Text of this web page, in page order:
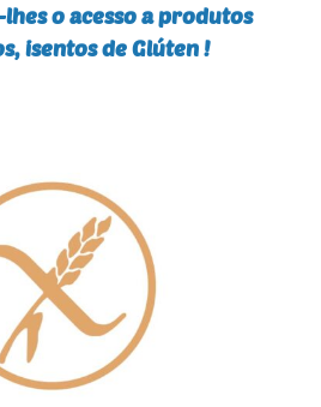
o acesso a produtos
isentos de Glúten !